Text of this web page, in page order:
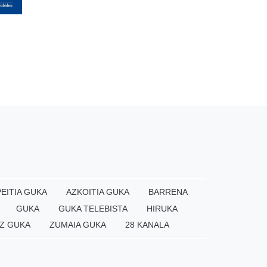
GUKA AZKOITIA GUKA
BARRENA
GUKA
GUKA TELEBISTA
HIRUKA
GUKA
ZUMAIA GUKA 28 KANALA